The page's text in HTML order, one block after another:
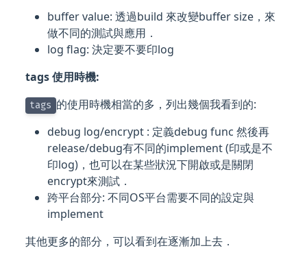
buffer value: 透過build 來改變buffer size，來
做不同的測試與應用．
log flag: 決定要不要印log
tags 使用時機:
tags 的使用時機相當的多，列出幾個我看到的:
debug log/encrypt : 定義debug func 然後再
release/debug有不同的implement (印或是不
印log)，也可以在某些狀況下開啟或是關閉
encrypt來測試．
跨平台部分: 不同OS平台需要不同的設定與
implement
其他更多的部分，可以看到在逐漸加上去．